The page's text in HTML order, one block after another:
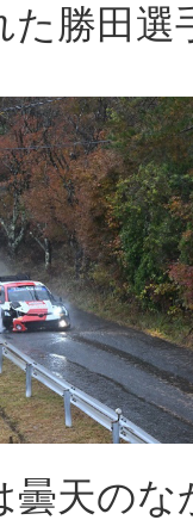
た勝田
曇天の